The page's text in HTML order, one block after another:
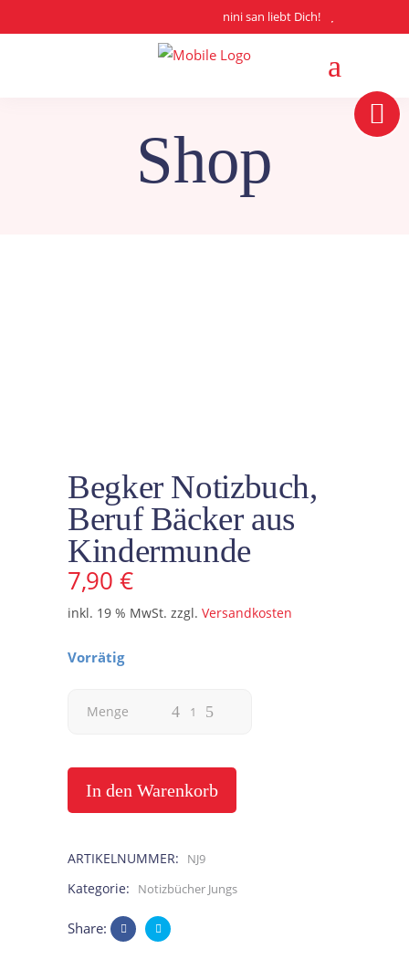
nini san liebt Dich!
Shop
Begker Notizbuch,
Beruf Bäcker aus
Kindermunde
7,90 €
inkl. 19 % MwSt. zzgl. Versandkosten
Vorrätig
Begker
Beruf
Menge
In den Warenkorb
ARTIKELNUMMER: NJ9
Kategorie: Notizbücher Jungs
Share: